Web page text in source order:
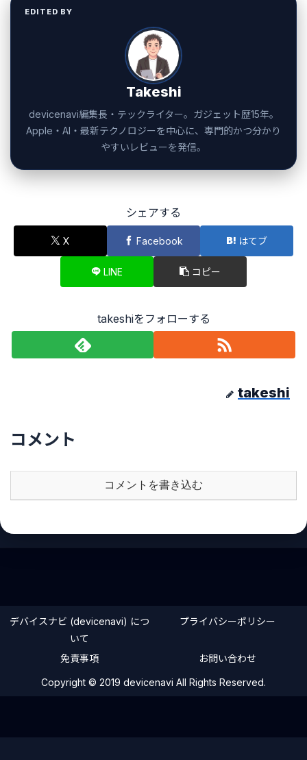
EDITED BY
Takeshi
devicenavi編集長・テックライター。ガジェット歴15年。
Apple・AI・最新テクノロジーを中心に、専門的かつ分かり
やすいレビューを発信。
シェアする
X Facebook はてブ
LINE コピー
takeshiをフォローする
takeshi
コメント
コメントを書き込む
デバイスナビ (devicenavi) につ
いて
プライバシーポリシー
免責事項 お問い合わせ
Copyright © 2019 devicenavi All Rights Reserved.